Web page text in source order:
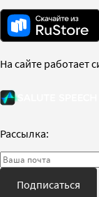
На сайте работает
Рассылка:
Подписаться